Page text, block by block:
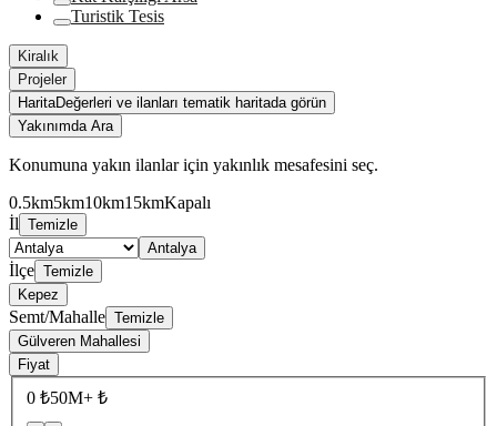
Turistik Tesis
Kiralık
Projeler
HaritaDeğerleri ve ilanları tematik haritada görün
Yakınımda Ara
Konumuna yakın ilanlar için yakınlık mesafesini seç.
0.5km5km10km15kmKapalı
İl Temizle
Antalya
İlçe Temizle
Kepez
Semt/Mahalle Temizle
Gülveren Mahallesi
Fiyat
0 ₺50M+ ₺